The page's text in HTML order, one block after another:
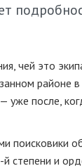
чей это
районе
уже после,
поисковики
степени и